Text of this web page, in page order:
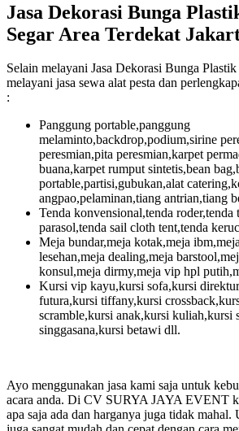
Jasa Dekorasi Bunga
Segar Area Terdekat
Selain melayani Jasa Dekorasi Bunga
melayani jasa sewa alat pesta dan
:
Panggung portable,panggung
melaminto,backdrop,podium,sirine
peresmian,pita peresmian,karpet
buana,karpet rumput sintetis,bean
portable,partisi,gubukan,alat
angpao,pelaminan,tiang antrian,tiang
Tenda konvensional,tenda roder,tenda
parasol,tenda sail cloth tent,tenda
Meja bundar,meja kotak,meja
lesehan,meja dealing,meja
konsul,meja dirmy,meja vip hpl
Kursi vip kayu,kursi sofa,kursi
futura,kursi tiffany,kursi
scramble,kursi anak,kursi kuliah,kursi
singgasana,kursi betawi dll.
Ayo menggunakan jasa kami saja untuk
acara anda. Di CV SURYA JAYA EVENT
apa saja ada dan harganya juga tidak mahal.